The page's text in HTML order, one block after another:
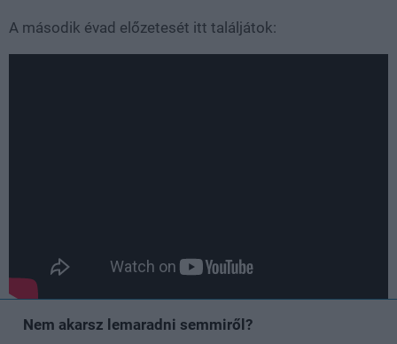
A második évad előzetesét itt találjátok:
Nem akarsz lemaradni semmiről?